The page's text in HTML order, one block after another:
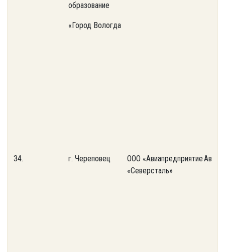
образование
«Город Вологда
34. г. Череповец
ООО «Авиапредприятие
«Северсталь»